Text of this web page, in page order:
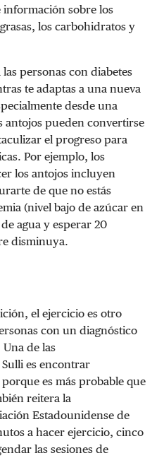
información sobre los
los carbohidratos y
personas con diabetes
te adaptas a una nueva
desde una
pueden convertirse
el progreso para
Por ejemplo, los
los antojos incluyen
de que no estás
(nivel bajo de azúcar en
agua y esperar 20
disminuya.
el ejercicio es otro
con un diagnóstico
de las
es encontrar
es más probable que
reitera la
Estadounidense de
a hacer ejercicio, cinco
las sesiones de